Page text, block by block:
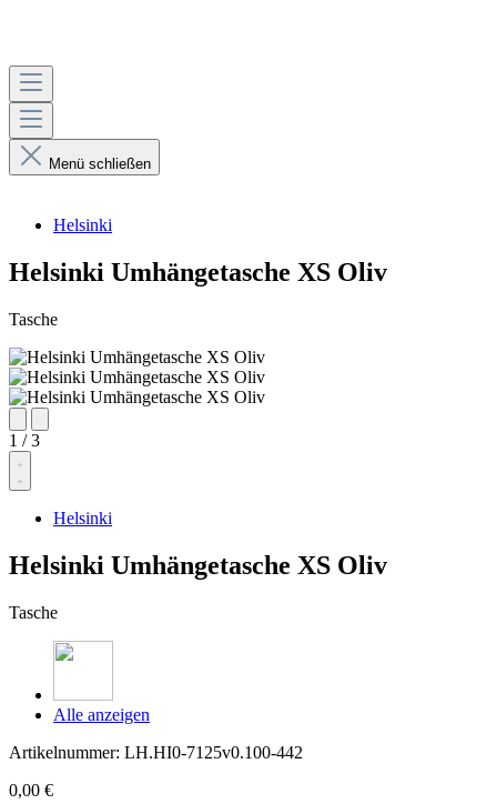
Menü schließen
Helsinki
Helsinki Umhängetasche XS Oliv
Tasche
1 / 3
Helsinki
Helsinki Umhängetasche XS Oliv
Tasche
Alle anzeigen
Artikelnummer: LH.HI0-7125v0.100-442
0,00 €